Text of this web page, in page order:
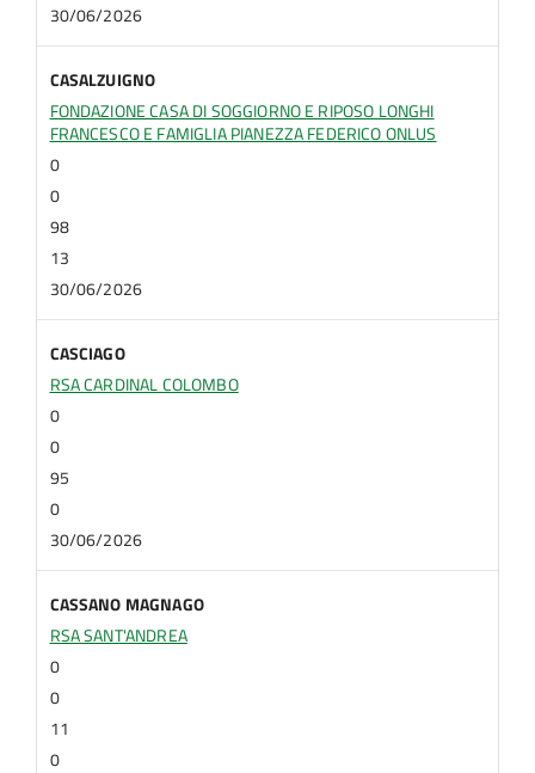
30/06/2026
CASALZUIGNO
FONDAZIONE CASA DI SOGGIORNO E RIPOSO LONGHI
FRANCESCO E FAMIGLIA PIANEZZA FEDERICO ONLUS
0
0
98
13
30/06/2026
CASCIAGO
RSA CARDINAL COLOMBO
0
0
95
0
30/06/2026
CASSANO MAGNAGO
RSA SANT'ANDREA
0
0
11
0